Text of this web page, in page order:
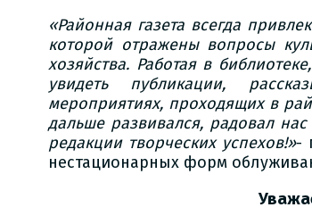
«Районная газета всегда
которой отражены вопросы
хозяйства. Работая в
увидеть публикации,
мероприятиях, проходящих в
дальше развивался, радовал
редакции творческих успехов!»-
нестационарных форм